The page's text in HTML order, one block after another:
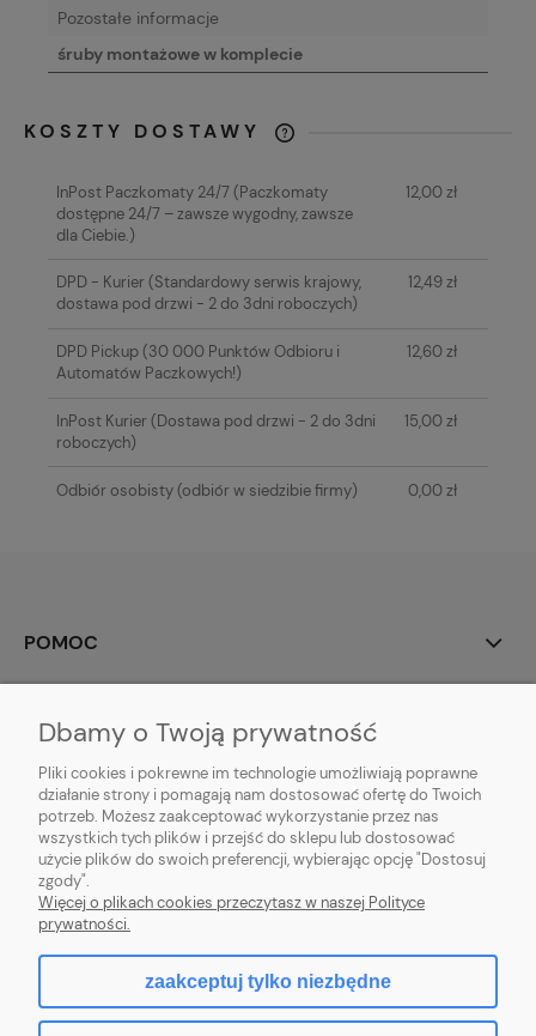
Pozostałe informacje
śruby montażowe w komplecie
KOSZTY DOSTAWY
KOSZTÓW PŁATNOŚCI
InPost Paczkomaty 24/7(Paczkomaty
dostępne 24/7 – zawsze wygodny, zawsze
dla Ciebie.)
12,00 zł
DPD - Kurier(Standardowy serwis krajowy,
dostawa pod drzwi - 2 do 3dni roboczych)
12,49 zł
DPD Pickup(30 000 Punktów Odbioru i
Automatów Paczkowych!)
12,60 zł
InPost Kurier(Dostawa pod drzwi - 2 do 3dni
roboczych)
15,00 zł
Odbiór osobisty(odbiór w siedzibie firmy) 0,00 zł
POMOC
PŁATNOŚCI I DOSTAWA
INFORMACJE
O NAS
Dbamy o Twoją prywatność
Pliki cookies i pokrewne im technologie umożliwiają poprawne
działanie strony i pomagają nam dostosować ofertę do Twoich
potrzeb. Możesz zaakceptować wykorzystanie przez nas
wszystkich tych plików i przejść do sklepu lub dostosować
użycie plików do swoich preferencji, wybierając opcję "Dostosuj
zgody".
Więcej o plikach cookies przeczytasz w naszej Polityce
prywatności.
zaakceptuj tylko niezbędne